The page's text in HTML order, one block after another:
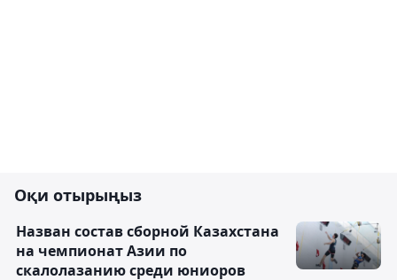
Оқи отырыңыз
Назван состав сборной Казахстана
на чемпионат Азии по
скалолазанию среди юниоров